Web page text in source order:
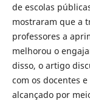
de escolas
mostraram que a
professores a
melhorou o
disso, o artigo
com os docentes
alcançado por